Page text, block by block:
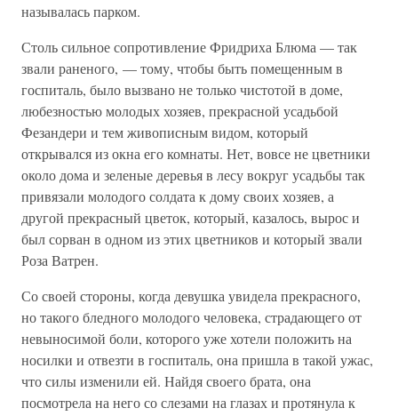
называлась парком.
Столь сильное сопротивление Фридриха Блюма — так
звали раненого, — тому, чтобы быть помещенным в
госпиталь, было вызвано не только чистотой в доме,
любезностью молодых хозяев, прекрасной усадьбой
Фезандери и тем живописным видом, который
открывался из окна его комнаты. Нет, вовсе не цветники
около дома и зеленые деревья в лесу вокруг усадьбы так
привязали молодого солдата к дому своих хозяев, а
другой прекрасный цветок, который, казалось, вырос и
был сорван в одном из этих цветников и который звали
Роза Ватрен.
Со своей стороны, когда девушка увидела прекрасного,
но такого бледного молодого человека, страдающего от
невыносимой боли, которого уже хотели положить на
носилки и отвезти в госпиталь, она пришла в такой ужас,
что силы изменили ей. Найдя своего брата, она
посмотрела на него со слезами на глазах и протянула к